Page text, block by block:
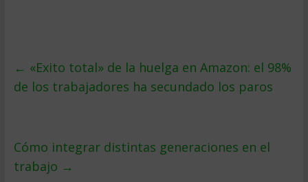
← «Exito total» de la huelga en Amazon: el 98%
de los trabajadores ha secundado los paros
Cómo integrar distintas generaciones en el
trabajo →